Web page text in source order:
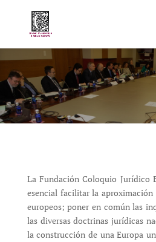
La Fundación Coloquio Jurídico
esencial facilitar la
europeos; poner en común las
las diversas doctrinas jurídicas
la construcción de una Europa